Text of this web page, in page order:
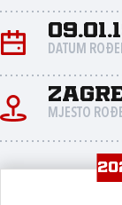
DATUM
MJESTO